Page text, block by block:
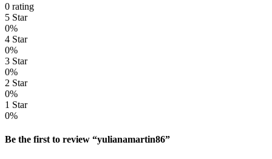
0 rating
5 Star
0%
4 Star
0%
3 Star
0%
2 Star
0%
1 Star
0%
Be the first to review “yulianamartin86”